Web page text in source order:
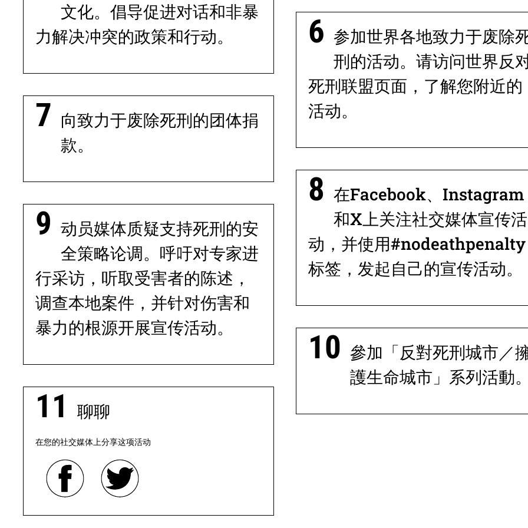
文化。倡导促进对话和非暴
力解决冲突的政策和行动。
参加世界各地致力于废除
刑的活动。请访问世界反
死刑联盟页面，了解您附近的
活动。
向致力于废除死刑的团体捐
款。
在Facebook、Instagram
和X上关注社交媒体宣传活
动，并使用#nodeathpenalty
标签，发起自己的宣传活动。
动员媒体质疑支持死刑的安
全策略论调。呼吁对专家进
行采访，听取受害者的陈述，
调查本地案件，并针对伤害和
暴力的根源开展宣传活动。
參加「反對死刑城市／
護生命城市」系列活動
聊聊
在您的社交媒体上分享这项活动